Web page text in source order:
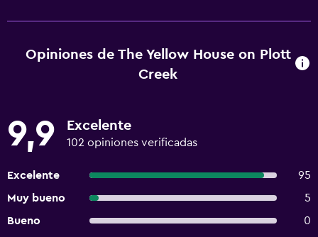
Opiniones de The Yellow House on Plott
Creek
9,9 Excelente
102 opiniones verificadas
Excelente
95
Muy bueno
5
Bueno
0